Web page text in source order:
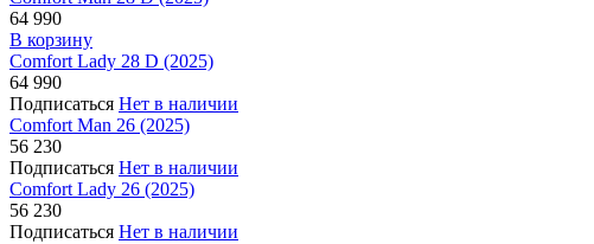
64 990
В корзину
Comfort Lady 28 D (2025)
64 990
Подписаться Нет в наличии
Comfort Man 26 (2025)
56 230
Подписаться Нет в наличии
Comfort Lady 26 (2025)
56 230
Подписаться Нет в наличии